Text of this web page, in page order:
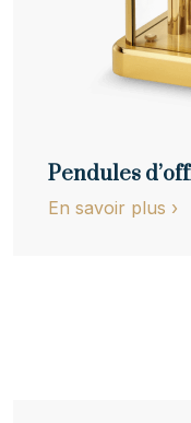
Pendules
En savoir plus ›